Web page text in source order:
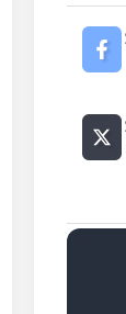
back
raises